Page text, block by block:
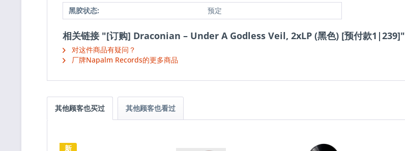
黑胶状态: 预定
相关链接 "[订购] Draconian ‎– Under A Godless Veil, 2xLP (黑色) [预付款1|239]"
对这件商品有疑问？
厂牌Napalm Records的更多商品
其他顾客也买过 其他顾客也看过
新